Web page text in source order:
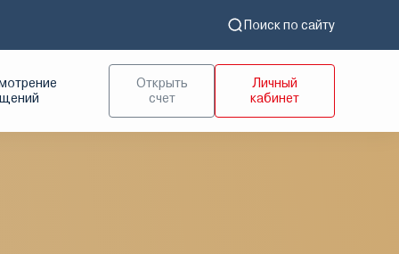
Поиск по сайту
Открыть
счет
Личный
кабинет